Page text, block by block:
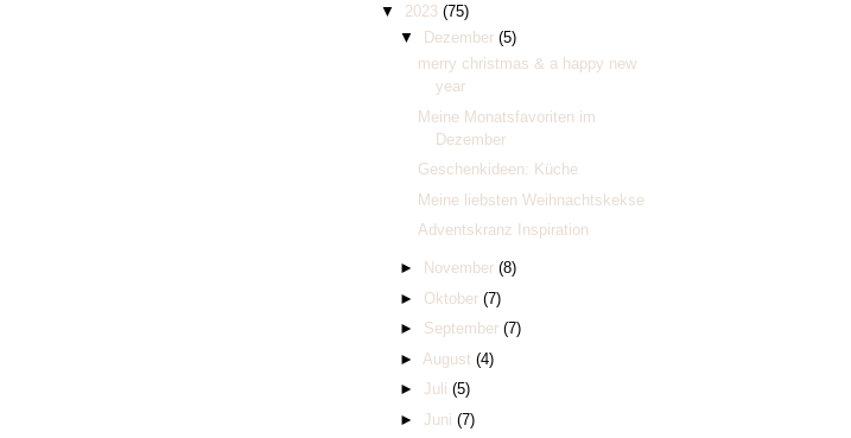
▼ 2023 (75)
▼
Dezember (5)
merry christmas & a happy new
year
Meine Monatsfavoriten im
Dezember
Geschenkideen: Küche
Meine liebsten Weihnachtskekse
Adventskranz Inspiration
► November (8)
► Oktober (7)
► September (7)
► August (4)
► Juli (5)
► Juni (7)